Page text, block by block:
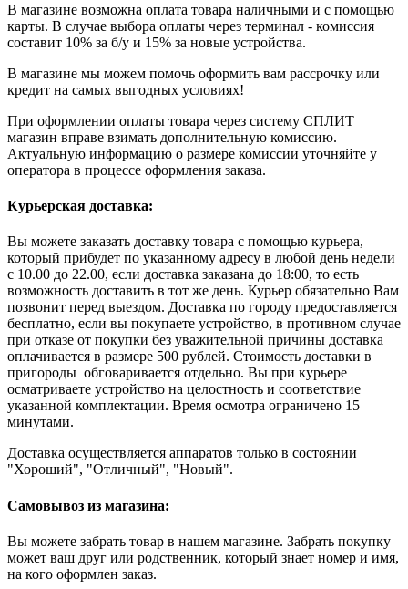
В магазине возможна оплата товара наличными и с помощью
карты. В случае выбора оплаты через терминал - комиссия
составит 10% за б/у и 15% за новые устройства.
В магазине мы можем помочь оформить вам рассрочку или
кредит на самых выгодных условиях!
При оформлении оплаты товара через систему СПЛИТ
магазин вправе взимать дополнительную комиссию.
Актуальную информацию о размере комиссии уточняйте у
оператора в процессе оформления заказа.
Курьерская доставка:
Вы можете заказать доставку товара с помощью курьера,
который прибудет по указанному адресу в любой день недели
с 10.00 до 22.00, если доставка заказана до 18:00, то есть
возможность доставить в тот же день. Курьер обязательно Вам
позвонит перед выездом. Доставка по городу предоставляется
бесплатно, если вы покупаете устройство, в противном случае
при отказе от покупки без уважительной причины доставка
оплачивается в размере 500 рублей. Стоимость доставки в
пригороды обговаривается отдельно. Вы при курьере
осматриваете устройство на целостность и соответствие
указанной комплектации. Время осмотра ограничено 15
минутами.
Доставка осуществляется аппаратов только в состоянии
"Хороший", "Отличный", "Новый".
Самовывоз из магазина:
Вы можете забрать товар в нашем магазине. Забрать покупку
может ваш друг или родственник, который знает номер и имя,
на кого оформлен заказ.